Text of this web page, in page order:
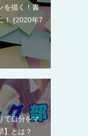
を描く！書
！
2020年7
て自分をマ
】とは？